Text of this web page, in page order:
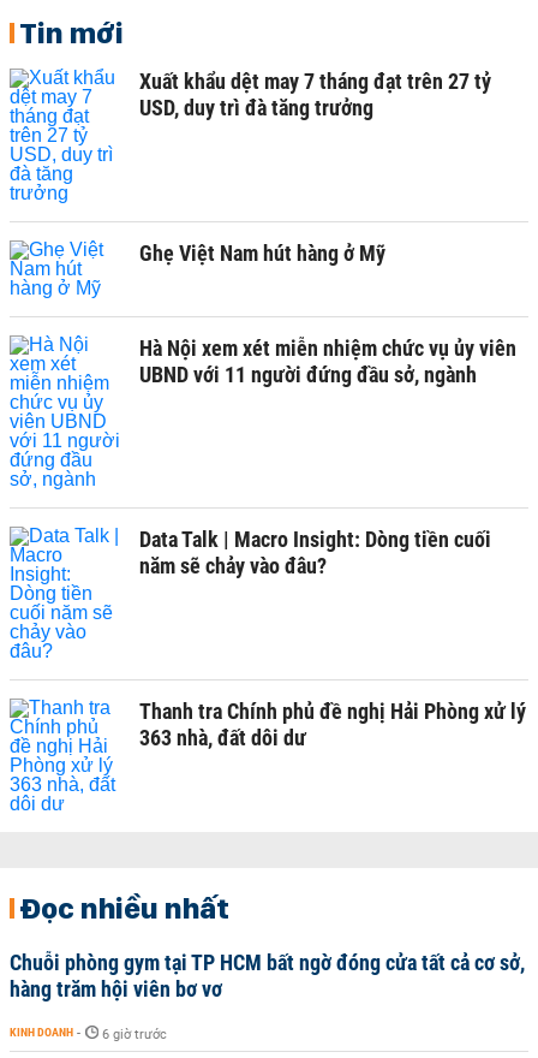
Tin mới
Xuất khẩu dệt may 7 tháng đạt trên 27 tỷ
USD, duy trì đà tăng trưởng
Ghẹ Việt Nam hút hàng ở Mỹ
Hà Nội xem xét miễn nhiệm chức vụ ủy viên
UBND với 11 người đứng đầu sở, ngành
Data Talk | Macro Insight: Dòng tiền cuối
năm sẽ chảy vào đâu?
Thanh tra Chính phủ đề nghị Hải Phòng xử lý
363 nhà, đất dôi dư
Đọc nhiều nhất
Chuỗi phòng gym tại TP HCM bất ngờ đóng cửa tất cả cơ sở,
hàng trăm hội viên bơ vơ
KINH DOANH - 6 giờ trước